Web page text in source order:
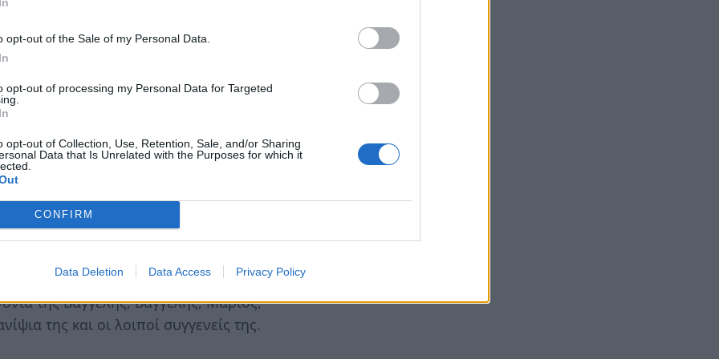
opt-out of the Sale of my Personal Data.
opt-out of processing my Personal Data for Targeted
opt-out of Collection, Use, Retention, Sale, and/or Sharing
Data that Is Unrelated with the Purposes for which it
CONFIRM
Data Deletion Data Access Privacy Policy
Στο μνημόσυνο καλούν για συμπροσευχή
– Διαμάντω Αλιμήση, τα εγγόνια της,
συγγενείς της.
Σπυρίδωνα στη Σπάρτη τελείται το
Στο μνημόσυνο καλούν για
εγγόνια της, τα αδέρφια της και οι
Γεωργίου στους Γοράνους τελείται το
Στο μνημόσυνο καλούν για
Παναγιώτα Ρηγάκου, Πέτρος- Βασιλική
της Βαγγέλης, Βαγγέλης, Μάριος,
της και οι λοιποί συγγενείς της.